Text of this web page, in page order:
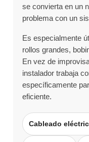
se convierta en un
problema con un
Es especialmente
rollos grandes,
En vez de
instalador trabaja
específicamente
eficiente.
Cableado